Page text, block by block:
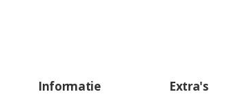
Informatie Extra's